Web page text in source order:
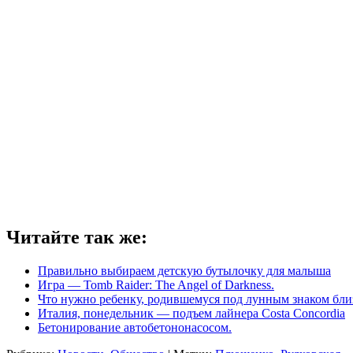
Читайте так же:
Правильно выбираем детскую бутылочку для малыша
Игра — Tomb Raider: The Angel of Darkness.
Что нужно ребенку, родившемуся под лунным знаком
Италия, понедельник — подъем лайнера Costa Concordia
Бетонирование автобетононасосом.